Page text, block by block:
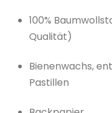
100%
Qualität)
Bienenwachs,
Pastillen